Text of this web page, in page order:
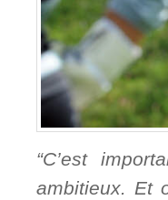
“C’est
ambitieux. Et